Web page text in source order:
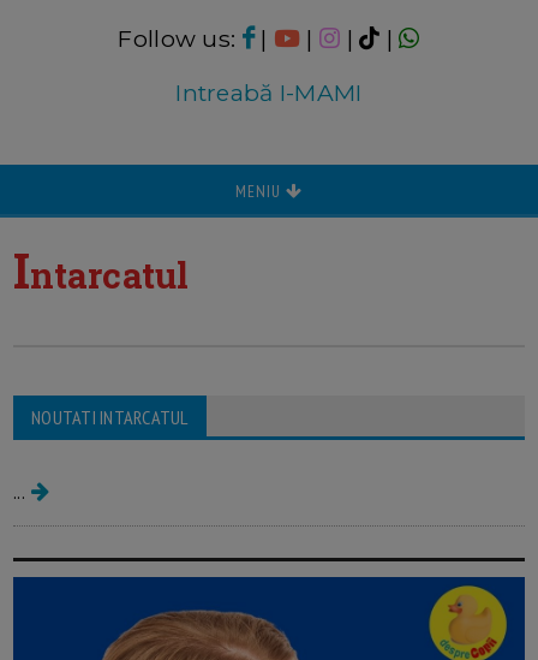
Follow us: | | |
|
Intreabă I-MAMI
MENIU
Intarcatul
NOUTATI INTARCATULIntarcatul bebelusului
...